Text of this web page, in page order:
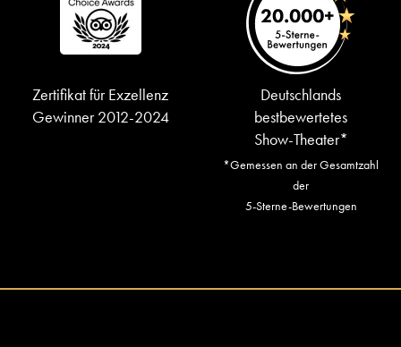
Zertifikat für Exzellenz
Gewinner 2012-2024
Deutschlands
bestbewertetes
Show-Theater*
*Gemessen an der Gesamtzahl
der
5-Sterne-Bewertungen